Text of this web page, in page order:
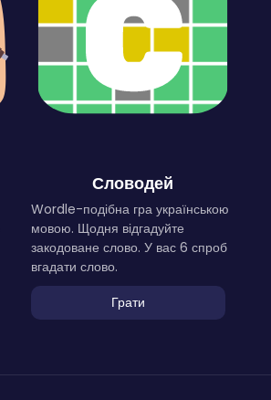
Словодей
Wordle-подібна гра українською
мовою. Щодня відгадуйте
закодоване слово. У вас 6 спроб
вгадати слово.
Грати